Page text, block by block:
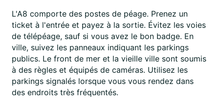
L'A8 comporte des postes de péage. Prenez un
ticket à l'entrée et payez à la sortie. Évitez les voies
de télépéage, sauf si vous avez le bon badge. En
ville, suivez les panneaux indiquant les parkings
publics. Le front de mer et la vieille ville sont soumis
à des règles et équipés de caméras. Utilisez les
parkings signalés lorsque vous vous rendez dans
des endroits très fréquentés.